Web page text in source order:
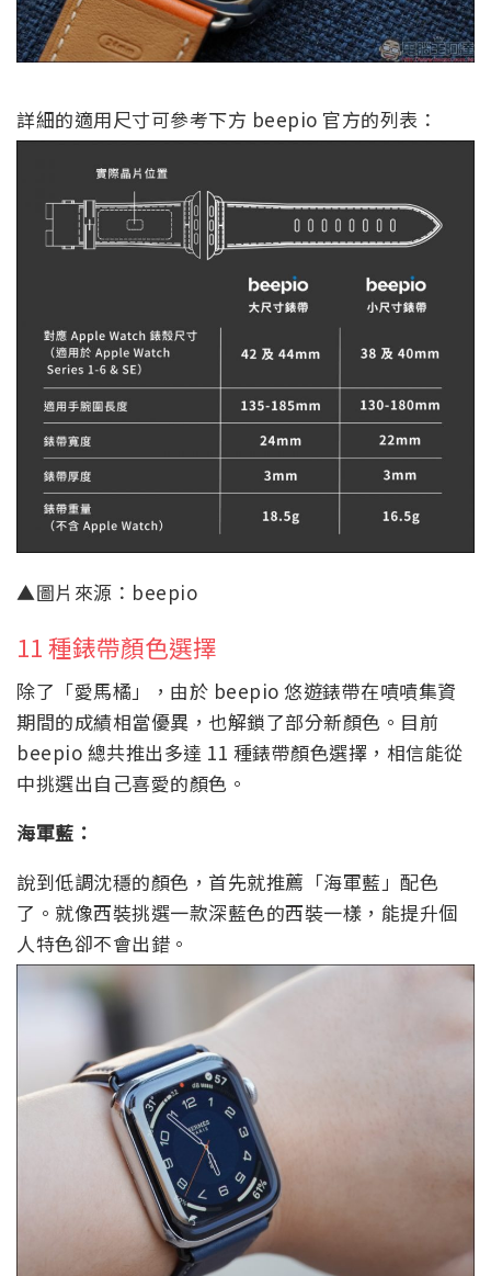
詳細的適用尺寸可參考下方 beepio 官方的列表：
▲圖片來源：beepio
11 種錶帶顏色選擇
除了「愛馬橘」，由於 beepio 悠遊錶帶在嘖嘖集資
期間的成績相當優異，也解鎖了部分新顏色。目前
beepio 總共推出多達 11 種錶帶顏色選擇，相信能從
中挑選出自己喜愛的顏色。
海軍藍：
說到低調沈穩的顏色，首先就推薦「海軍藍」配色
了。就像西裝挑選一款深藍色的西裝一樣，能提升個
人特色卻不會出錯。